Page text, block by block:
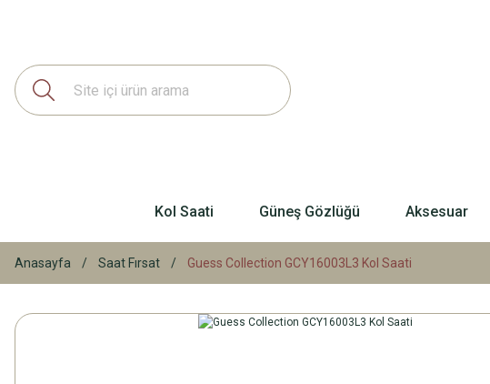
Kol Saati Güneş Gözlüğü Aksesuar
Anasayfa Saat Fırsat Guess Collection GCY16003L3 Kol Saati